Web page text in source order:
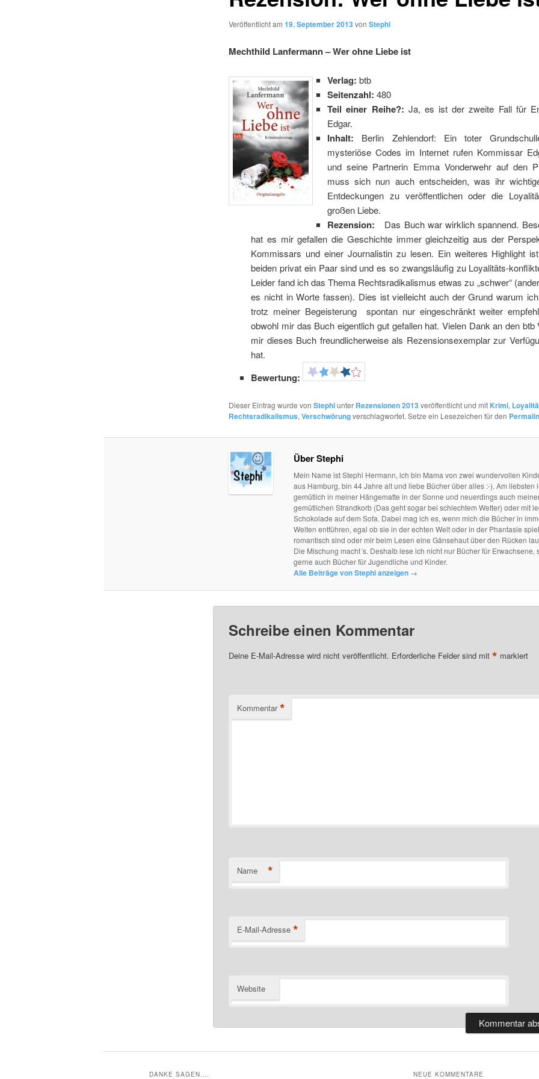
Veröffentlicht am 19. September 2013 von Stephi
Mechthild Lanfermann – Wer ohne Liebe ist
Verlag:btb
Seitenzahl: 480
Teil einer Reihe?: Ja, es ist der zweite Fall für
Edgar.
Inhalt: Berlin Zehlendorf: Ein toter
mysteriöse Codes im Internet rufen Kommissar
und seine Partnerin Emma Vonderwehr auf den
muss sich nun auch entscheiden, was ihr
Entdeckungen zu veröffentlichen oder die
großen Liebe.
Rezension:
Das Buch war wirklich spannend.
hat es mir gefallen die Geschichte immer gleichzeitig aus der
Kommissars und einer Journalistin zu lesen. Ein weiteres Highlight
beiden privat ein Paar sind und es so zwangsläufig zu Loyalitäts-
Leider fand ich das Thema Rechtsradikalismus etwas zu „schwer“
es nicht in Worte fassen). Dies ist vielleicht auch der Grund warum
trotz meiner Begeisterung spontan nur eingeschränkt weiter
obwohl mir das Buch eigentlich gut gefallen hat. Vielen Dank an den btb
mir dieses Buch freundlicherweise als Rezensionsexemplar zur
hat.
Bewertung:
Dieser Eintrag wurde von Stephiunter Rezensionen 2013 veröffentlicht und mit Krimi,
Rechtsradikalismus, Verschwörungverschlagwortet. Setze ein Lesezeichen für den
Über Stephi
Mein Name ist Stephi Hermann, ich bin Mama von zwei wundervollen
aus Hamburg, bin 44 Jahre alt und liebe Bücher über alles :-). Am liebsten
gemütlich in meiner Hängematte in der Sonne und neuerdings auch
gemütlichen Strandkorb (Das geht sogar bei schlechtem Wetter) oder mit
Schokolade auf dem Sofa. Dabei mag ich es, wenn mich die Bücher in
Welten entführen, egal ob sie in der echten Welt oder in der Phantasie
romantisch sind oder mir beim Lesen eine Gänsehaut über den Rücken
Die Mischung macht´s. Deshalb lese ich nicht nur Bücher für Erwachsene,
gerne auch Bücher für Jugendliche und Kinder.
Alle Beiträge von Stephi anzeigen →
Schreibe einen Kommentar
Deine E-Mail-Adresse wird nicht veröffentlicht. Erforderliche Felder sind mit * markiert
Kommentar *
Name *
E-Mail-Adresse *
Website
DANKE SAGEN…. NEUE KOMMENTARE